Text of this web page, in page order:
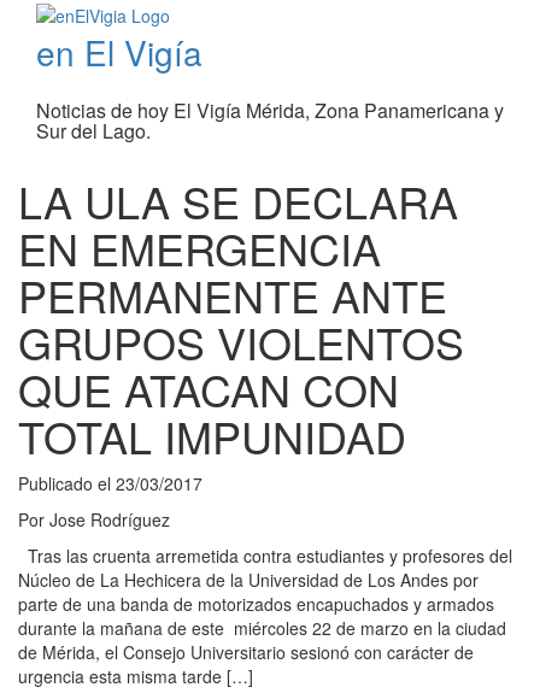
en El Vigía
Noticias de hoy El Vigía Mérida, Zona Panamericana y
Sur del Lago.
LA ULA SE DECLARA
EN EMERGENCIA
PERMANENTE ANTE
GRUPOS VIOLENTOS
QUE ATACAN CON
TOTAL IMPUNIDAD
Publicado el 23/03/2017
Por Jose Rodríguez
Tras las cruenta arremetida contra estudiantes y profesores del
Núcleo de La Hechicera de la Universidad de Los Andes por
parte de una banda de motorizados encapuchados y armados
durante la mañana de este miércoles 22 de marzo en la ciudad
de Mérida, el Consejo Universitario sesionó con carácter de
urgencia esta misma tarde […]